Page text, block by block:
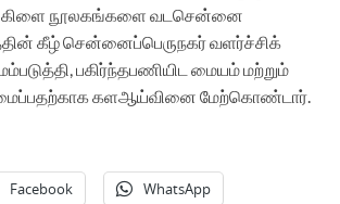
கிளை நூலகங்களை வடசென்னை
கீழ் சென்னைப்பெருநகர் வளர்ச்சிக்
பகிர்ந்தபணியிட மையம் மற்றும்
களஆய்வினை மேற்கொண்டார்.
Facebook WhatsApp